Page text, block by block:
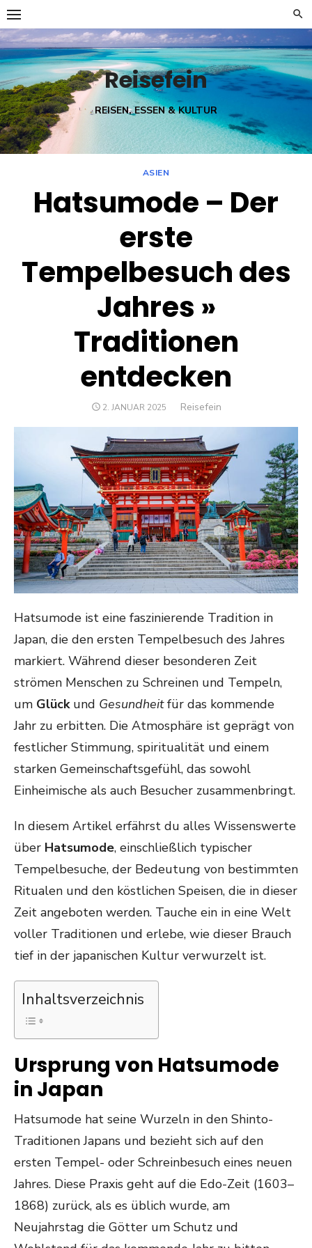
Skip
to
content
Reisefein
REISEN, ESSEN & KULTUR
ASIEN
Hatsumode – Der
erste
Tempelbesuch des
Jahres »
Traditionen
entdecken
POSTED
2. JANUAR 2025 Author
Reisefein
Hatsumode ist eine faszinierende Tradition in
Japan, die den ersten Tempelbesuch des Jahres
markiert. Während dieser besonderen Zeit
strömen Menschen zu Schreinen und Tempeln,
um Glückund Gesundheitfür das kommende
Jahr zu erbitten. Die Atmosphäre ist geprägt von
festlicher Stimmung, spiritualität und einem
starken Gemeinschaftsgefühl, das sowohl
Einheimische als auch Besucher zusammenbringt.
In diesem Artikel erfährst du alles Wissenswerte
über Hatsumode, einschließlich typischer
Tempelbesuche, der Bedeutung von bestimmten
Ritualen und den köstlichen Speisen, die in dieser
Zeit angeboten werden. Tauche ein in eine Welt
voller Traditionen und erlebe, wie dieser Brauch
tief in der japanischen Kultur verwurzelt ist.
Inhaltsverzeichnis
Ursprung von Hatsumode
in Japan
Hatsumode hat seine Wurzeln in den Shinto-
Traditionen Japans und bezieht sich auf den
ersten Tempel- oder Schreinbesuch eines neuen
Jahres. Diese Praxis geht auf die Edo-Zeit (1603–
1868) zurück, als es üblich wurde, am
Neujahrstag die Götter um Schutz und